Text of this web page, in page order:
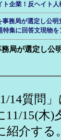
ト企業！反ヘイト
事務局が選定し公
集に回答文現物
務局が選定し公
14質問
11/15(木
介する。